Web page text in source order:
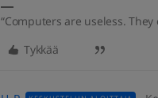
“Computers are useless.
Tykkää